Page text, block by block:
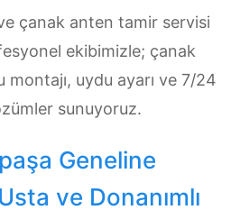
çanak anten tamir servisi
ekibimizle; çanak
uydu ayarı ve 7/24
sunuyoruz.
Geneline
ve Donanımlı